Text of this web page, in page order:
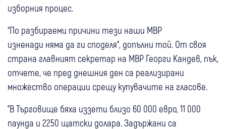
изборния процес.
“По разбираеми причини тези наши МВР
изненади няма да ги споделя“, допълни той. От своя
страна главният секретар на МВР Георги Кандев, пък,
отчете, че пред днешния ден са реализирани
множество операции срещу купувачите на гласове.
"В Търговище бяха иззети близо 60 000 евро, 11 000
паунда и 2250 щатски долара. Задържани са